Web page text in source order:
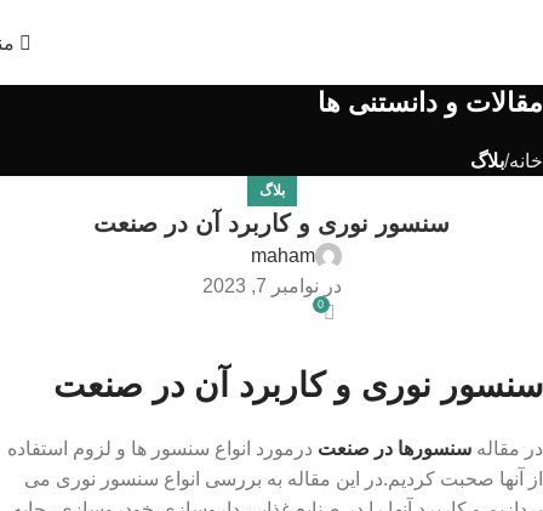
مقالات و دانستنی ها
خانه بلاگ
بلاگ
سنسور نوری و کاربرد آن در صنعت
maham
در نوامبر 7, 2023
0
سنسور نوری و کاربرد آن در صنعت
در مقاله سنسورها در صنعت درمورد انواع سنسور ها و لزوم استفاده
از آنها صحبت کردیم.در این مقاله به بررسی انواع سنسور نوری می